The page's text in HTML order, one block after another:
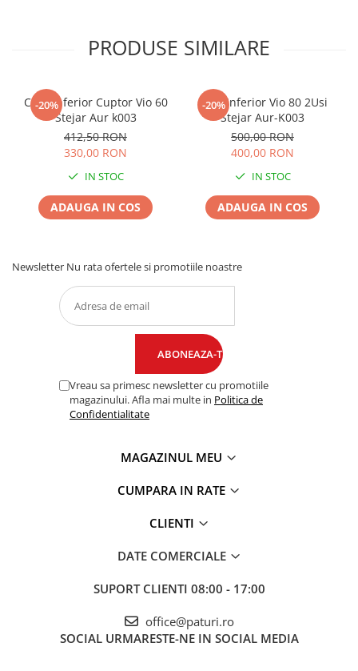
PRODUSE SIMILARE
-20%
Corp Inferior Cuptor Vio 60
Stejar Aur k003
412,50 RON
330,00 RON
IN STOC
ADAUGA IN COS
-20%
Corp Inferior Vio 80 2Usi
Stejar Aur-K003
500,00 RON
400,00 RON
IN STOC
ADAUGA IN COS
Newsletter Nu rata ofertele si promotiile noastre
Vreau sa primesc newsletter cu promotiile
magazinului. Afla mai multe in Politica de
Confidentialitate
MAGAZINUL MEU
CUMPARA IN RATE
CLIENTI
DATE COMERCIALE
SUPORT CLIENTI 08:00 - 17:00
office@paturi.ro
SOCIAL URMARESTE-NE IN SOCIAL MEDIA